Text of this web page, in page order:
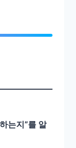
는지”를 알